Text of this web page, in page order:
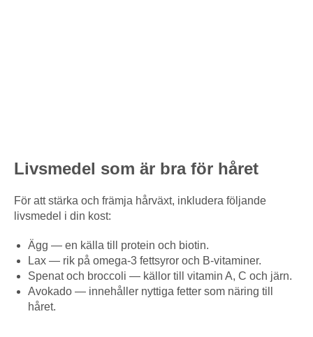
Livsmedel som är bra för håret
För att stärka och främja hårväxt, inkludera följande
livsmedel i din kost:
Ägg — en källa till protein och biotin.
Lax — rik på omega-3 fettsyror och B-vitaminer.
Spenat och broccoli — källor till vitamin A, C och järn.
Avokado — innehåller nyttiga fetter som näring till
håret.